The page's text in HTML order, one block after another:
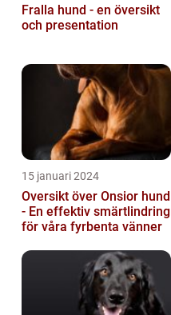
Fralla hund - en översikt
och presentation
15 januari 2024
Oversikt över Onsior hund
- En effektiv smärtlindring
för våra fyrbenta vänner